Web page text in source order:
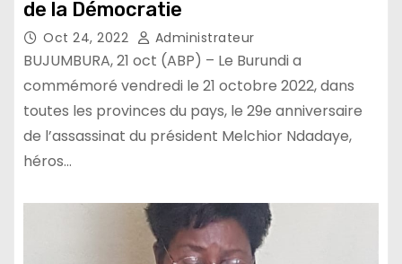
de la Démocratie
Oct 24, 2022 Administrateur
BUJUMBURA, 21 oct (ABP) – Le Burundi a
commémoré vendredi le 21 octobre 2022, dans
toutes les provinces du pays, le 29e anniversaire
de l’assassinat du président Melchior Ndadaye,
héros…